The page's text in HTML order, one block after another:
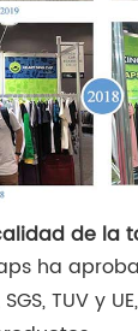
de la
ha
TUV y